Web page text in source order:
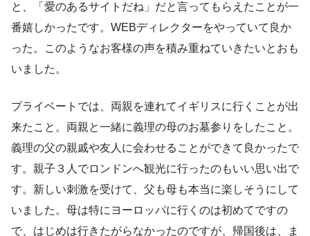
と、「愛のあるサイトだね」だと言ってもらえたことが一
番嬉しかったです。WEBディレクターをやっていて良か
った。このようなお客様の声を積み重ねていきたいとおも
いました。
プライベートでは、両親を連れてイギリスに行くことが出
来たこと。両親と一緒に義理の母のお墓参りをしたこと。
義理の父の親戚や友人に会わせることができて良かったで
す。親子３人でロンドンへ観光に行ったのもいい思い出で
す。新しい刺激を受けて、父も母も本当に楽しそうにして
いました。母は特にヨーロッパに行くのは初めてですの
で、はじめは行きたがらなかったのですが、帰国後は、ま